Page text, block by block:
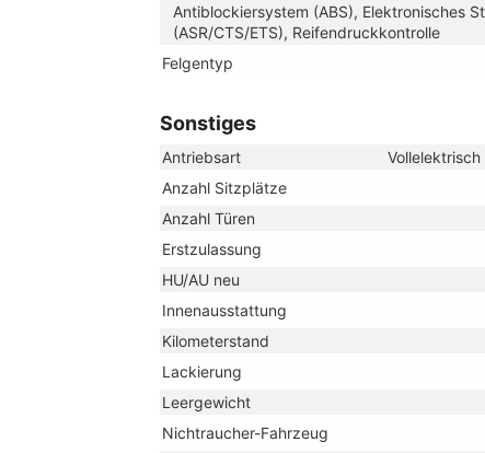
Antiblockiersystem (ABS), Elektronisches
(ASR/CTS/ETS), Reifendruckkontrolle
Felgentyp
Sonstiges
Antriebsart
Vollelektrisch
Anzahl Sitzplätze
Anzahl Türen
Erstzulassung
HU/AU neu
Innenausstattung
Kilometerstand
Lackierung
Leergewicht
Nichtraucher-Fahrzeug